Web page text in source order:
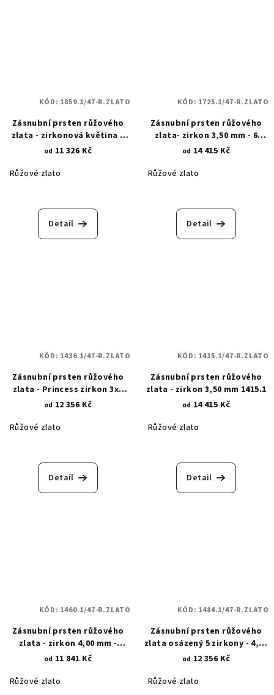
Zásnubní prsten růžového
zlata - zirkonová květina s
lístečky 1859.1
od 11 326 Kč
Růžové zlato
Detail
KÓD: 1859.1/47-R.ZLATO
Zásnubní prsten růžového
zlata- zirkon 3,50 mm - 6
krapen 1725.1
od 14 415 Kč
Růžové zlato
Detail
KÓD: 1725.1/47-R.ZLATO
Zásnubní prsten růžového
zlata - Princess zirkon 3x3
mm 1436.1
od 12 356 Kč
Růžové zlato
Detail
KÓD: 1436.1/47-R.ZLATO
Zásnubní prsten růžového
zlata - zirkon 3,50 mm 1415.1
od 14 415 Kč
Růžové zlato
Detail
KÓD: 1415.1/47-R.ZLATO
Zásnubní prsten růžového
zlata - zirkon 4,00 mm -
osázení 6 trojúhelníkových
od 11 841 Kč
Růžové zlato
KÓD: 1460.1/47-R.ZLATO
Zásnubní prsten růžového
zlata osázený 5 zirkony - 4,00
mm a 1,40 mm 1484.1
od 12 356 Kč
Růžové zlato
KÓD: 1484.1/47-R.ZLATO